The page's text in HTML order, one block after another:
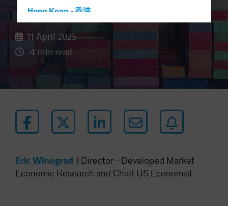
Hong Kong - 香港
Iceland
Latin America
Netherlands
Other Asia-Pacific
11 April 2025
4 min read
Eric Winograd
Director—Developed Market
Economic Research and Chief US Economist